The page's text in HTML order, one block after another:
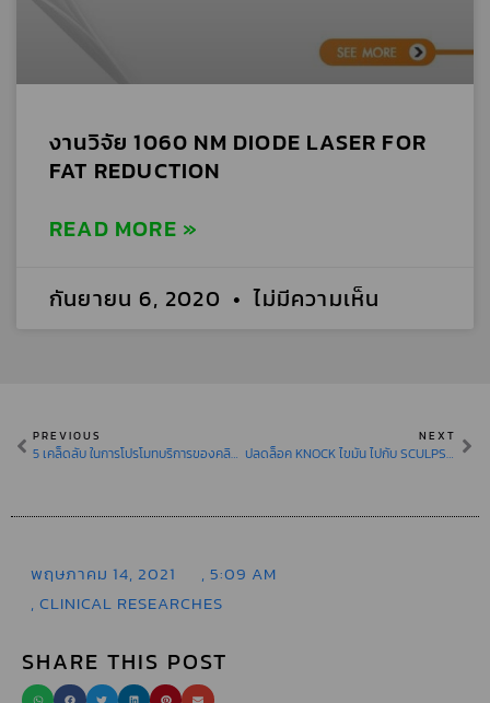
งานวิจัย 1060 NM DIODE LASER FOR
FAT REDUCTION
READ MORE »
กันยายน 6, 2020 ไม่มีความเห็น
PREVIOUS
5 เคล็ดลับ ในการโปรโมทบริการของคลินิกความงามให้ดียิ่งขึ้น
NEXT
ปลดล็อค KNOCK ไขมัน ไปกับ SCULPSURE
พฤษภาคม 14, 2021 , 5:09 AM
, CLINICAL RESEARCHES
SHARE THIS POST